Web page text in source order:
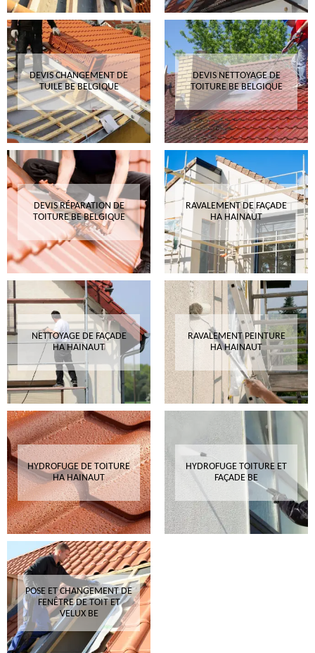
DEVIS CHANGEMENT DE
TUILE BE BELGIQUE
DEVIS NETTOYAGE DE
TOITURE BE BELGIQUE
DEVIS RÉPARATION DE
TOITURE BE BELGIQUE
RAVALEMENT DE FAÇADE
HA HAINAUT
NETTOYAGE DE FAÇADE
HA HAINAUT
RAVALEMENT PEINTURE
HA HAINAUT
HYDROFUGE DE TOITURE
HA HAINAUT
HYDROFUGE TOITURE ET
FAÇADE BE
POSE ET CHANGEMENT DE
FENÊTRE DE TOIT ET
VELUX BE